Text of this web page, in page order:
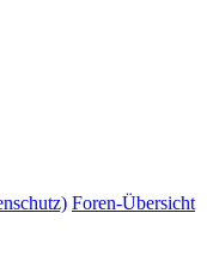
Foren-Übersicht